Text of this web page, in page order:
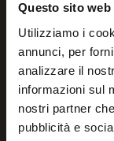
Questo sito
Utilizziamo i
annunci, per
analizzare il
informazioni sul
nostri partner
pubblicità e